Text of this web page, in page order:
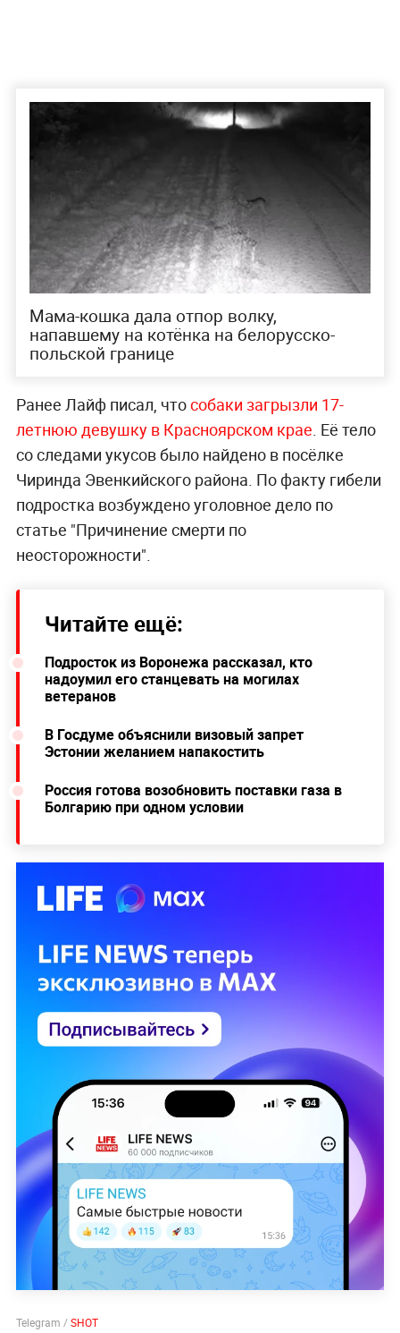
Мама-кошка дала отпор волку,
напавшему на котёнка на белорусско-
польской границе
Ранее Лайф писал, чтособаки загрызли 17-
летнюю девушку в Красноярском крае. Её тело
со следами укусов было найдено в посёлке
Чиринда Эвенкийского района. По факту гибели
подростка возбуждено уголовное дело по
статье "Причинение смерти по
неосторожности".
Читайте ещё:
Подросток из Воронежа рассказал, кто
надоумил его станцевать на могилах
ветеранов
В Госдуме объяснили визовый запрет
Эстонии желанием напакостить
Россия готова возобновить поставки газа в
Болгарию при одном условии
Telegram /SHOT